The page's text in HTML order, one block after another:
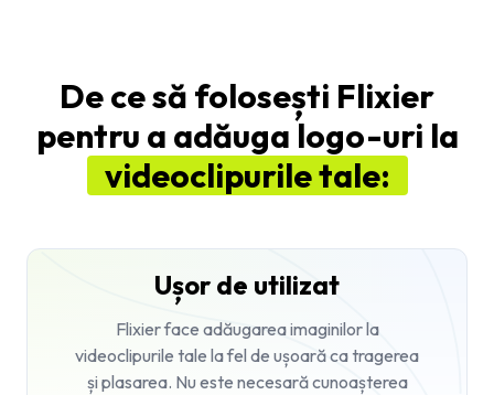
De ce să folosești Flixier
pentru a adăuga logo-uri la
videoclipurile tale:
Ușor de utilizat
Flixier face adăugarea imaginilor la
videoclipurile tale la fel de ușoară ca tragerea
și plasarea. Nu este necesară cunoașterea